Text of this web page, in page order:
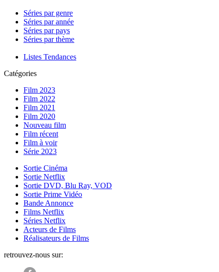
Séries par genre
Séries par année
Séries par pays
Séries par thème
Listes Tendances
Catégories
Film 2023
Film 2022
Film 2021
Film 2020
Nouveau film
Film récent
Film à voir
Série 2023
Sortie Cinéma
Sortie Netflix
Sortie DVD, Blu Ray, VOD
Sortie Prime Vidéo
Bande Annonce
Films Netflix
Séries Netflix
Acteurs de Films
Réalisateurs de Films
retrouvez-nous sur: